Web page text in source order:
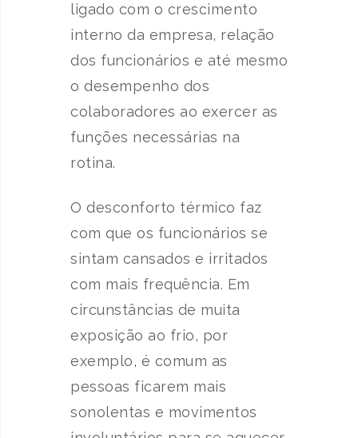
ligado com o crescimento
interno da empresa, relação
dos funcionários e até mesmo
o desempenho dos
colaboradores ao exercer as
funções necessárias na
rotina.
O desconforto térmico faz
com que os funcionários se
sintam cansados e irritados
com mais frequência. Em
circunstâncias de muita
exposição ao frio, por
exemplo, é comum as
pessoas ficarem mais
sonolentas e movimentos